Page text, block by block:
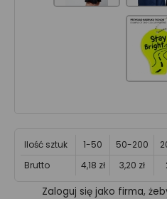
Ilość sztuk 1-50 50-200
Brutto
4,18 zł 3,20 zł
Zaloguj się jako firma,